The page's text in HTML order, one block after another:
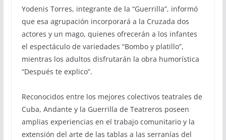
Yodenis Torres, integrante de la “Guerrilla”, informó
que esa agrupación incorporará a la Cruzada dos
actores y un mago, quienes ofrecerán a los infantes
el espectáculo de variedades “Bombo y platillo”,
mientras los adultos disfrutarán la obra humorística
“Después te explico”.
Reconocidos entre los mejores colectivos teatrales de
Cuba, Andante y la Guerrilla de Teatreros poseen
amplias experiencias en el trabajo comunitario y la
extensión del arte de las tablas a las serranías del